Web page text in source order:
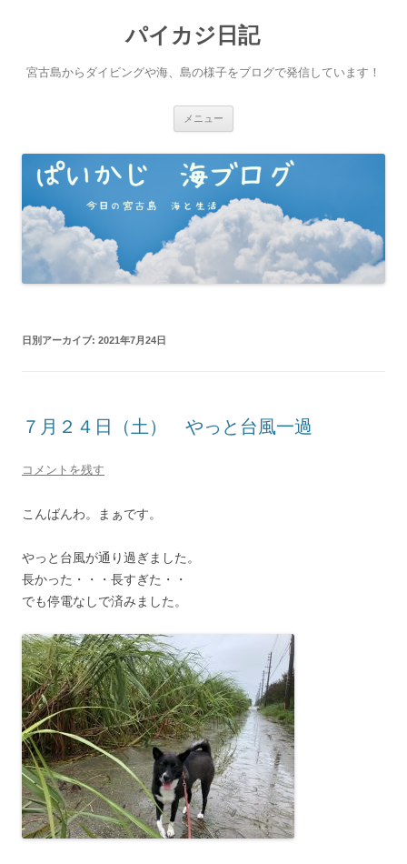
パイカジ日記
宮古島からダイビングや海、島の様子をブログで発信しています！
メニュー
ツ
へ
ス
キ
ッ
プ
日別アーカイブ: 2021年7月24日
７月２４日（土） やっと台風一過
コメントを残す
こんばんわ。まぁです。
やっと台風が通り過ぎました。
長かった・・・長すぎた・・
でも停電なしで済みました。